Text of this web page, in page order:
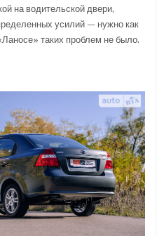
на водительской двери,
усилий — нужно как
таких проблем не было.